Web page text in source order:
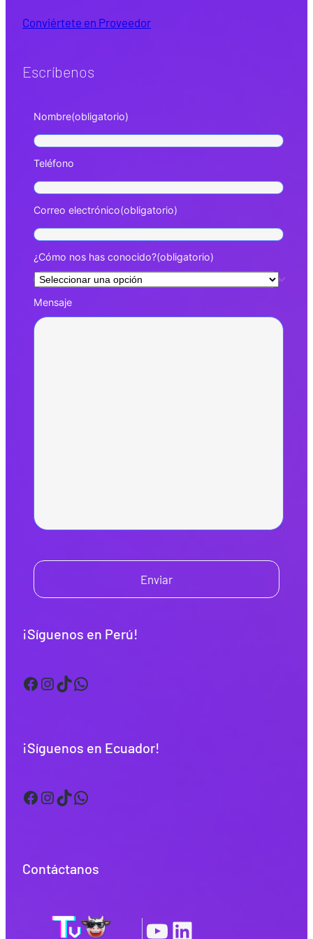
Conviértete en Proveedor
Escríbenos
Nombre(obligatorio)
Teléfono
Correo electrónico(obligatorio)
¿Cómo nos has conocido?(obligatorio)
Mensaje
Enviar
¡Síguenos en Perú!
Facebook InstagramTikTok WhatsApp
¡Síguenos en Ecuador!
Facebook InstagramTikTok WhatsApp
Contáctanos
YouTube LinkedIn